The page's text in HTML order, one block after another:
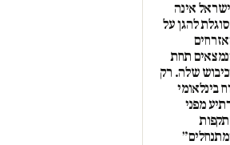
אינה
להגן על
תחת
שלה. רק
בינלאומי
מפני